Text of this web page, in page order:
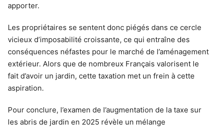
apporter.
Les propriétaires se sentent donc piégés dans ce cercle
vicieux d’imposabilité croissante, ce qui entraîne des
conséquences néfastes pour le marché de l’aménagement
extérieur. Alors que de nombreux Français valorisent le
fait d’avoir un jardin, cette taxation met un frein à cette
aspiration.
Pour conclure, l’examen de l’augmentation de la taxe sur
les abris de jardin en 2025 révèle un mélange